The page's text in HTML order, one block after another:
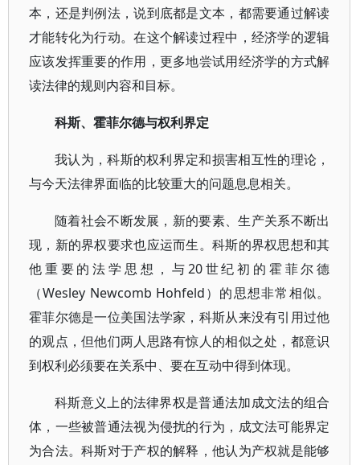
本，还是判例法，说到底都是文本，都需要通过解读
才能转化为行动。在这个解读过程中，经济学的逻辑
应该发挥重要的作用，更多地尝试用经济学的方式解
读法律的规则内容和目标。
科斯、霍菲尔德与权利界定
我认为，科斯的权利界定和损害相互性的理论，
与今天法律界面临的比较重大的问题息息相关。
随着社会不断发展，新的要素、生产关系不断出
现，新的界权要求也应运而生。科斯的界权思想和其
他重要的法学思想，与20世纪初的霍菲尔德
（Wesley Newcomb Hohfeld）的思想非常相似。
霍菲尔德是一位美国法学家，科斯从来没有引用过他
的观点，但他们两人思路有惊人的相似之处，都意识
到权利必须要在关系中、要在互动中得到体现。
科斯意义上的法律界权是普通法加成文法的组合
体，一些被普通法视为侵扰的行为，成文法可能界定
为合法。科斯对于产权的解释，他认为产权就是能够